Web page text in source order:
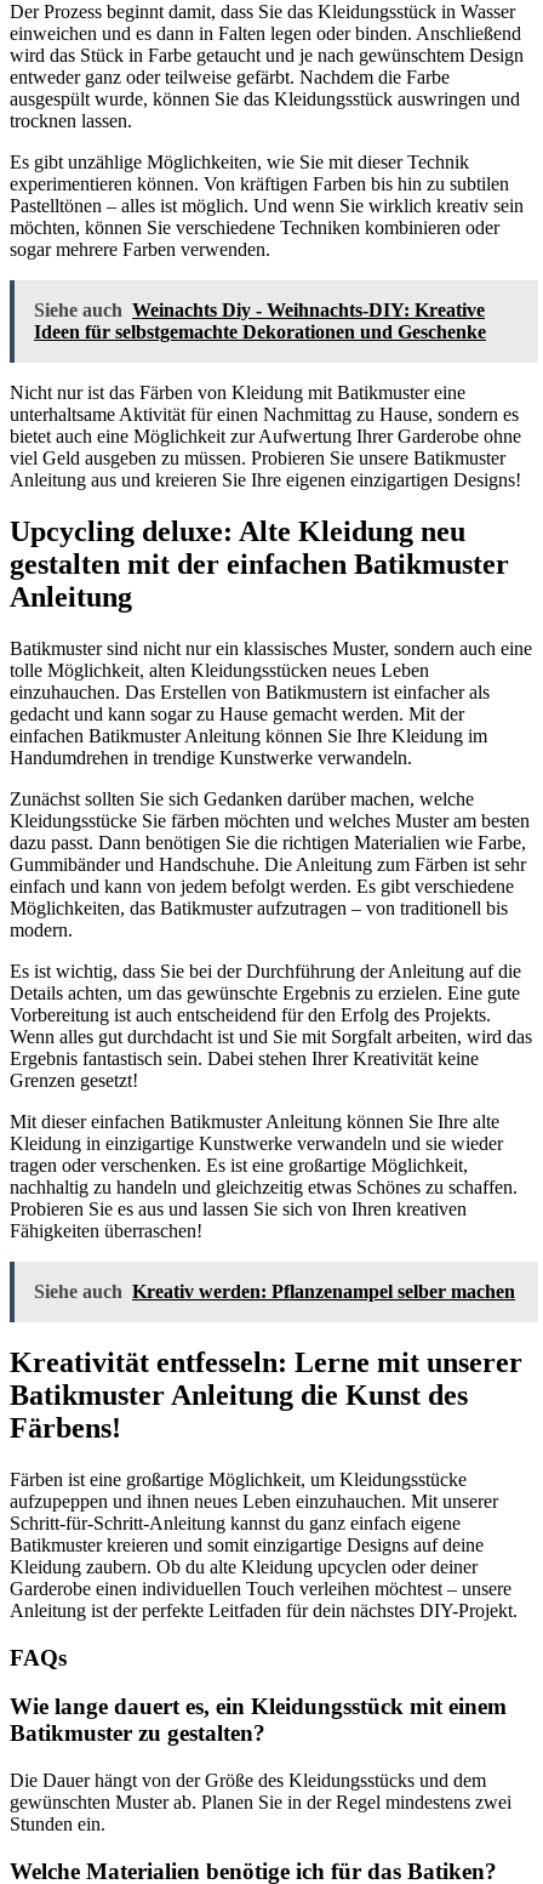
Der Prozess beginnt damit, dass Sie das Kleidungsstück in Wasser
einweichen und es dann in Falten legen oder binden. Anschließend
wird das Stück in Farbe getaucht und je nach gewünschtem Design
entweder ganz oder teilweise gefärbt. Nachdem die Farbe
ausgespült wurde, können Sie das Kleidungsstück auswringen und
trocknen lassen.
Es gibt unzählige Möglichkeiten, wie Sie mit dieser Technik
experimentieren können. Von kräftigen Farben bis hin zu subtilen
Pastelltönen – alles ist möglich. Und wenn Sie wirklich kreativ sein
möchten, können Sie verschiedene Techniken kombinieren oder
sogar mehrere Farben verwenden.
Siehe auch Weinachts Diy - Weihnachts-DIY: Kreative
Ideen für selbstgemachte Dekorationen und Geschenke
Nicht nur ist das Färben von Kleidung mit Batikmuster eine
unterhaltsame Aktivität für einen Nachmittag zu Hause, sondern es
bietet auch eine Möglichkeit zur Aufwertung Ihrer Garderobe ohne
viel Geld ausgeben zu müssen. Probieren Sie unsere Batikmuster
Anleitung aus und kreieren Sie Ihre eigenen einzigartigen Designs!
Upcycling deluxe: Alte Kleidung neu
gestalten mit der einfachen Batikmuster
Anleitung
Batikmuster sind nicht nur ein klassisches Muster, sondern auch eine
tolle Möglichkeit, alten Kleidungsstücken neues Leben
einzuhauchen. Das Erstellen von Batikmustern ist einfacher als
gedacht und kann sogar zu Hause gemacht werden. Mit der
einfachen Batikmuster Anleitung können Sie Ihre Kleidung im
Handumdrehen in trendige Kunstwerke verwandeln.
Zunächst sollten Sie sich Gedanken darüber machen, welche
Kleidungsstücke Sie färben möchten und welches Muster am besten
dazu passt. Dann benötigen Sie die richtigen Materialien wie Farbe,
Gummibänder und Handschuhe. Die Anleitung zum Färben ist sehr
einfach und kann von jedem befolgt werden. Es gibt verschiedene
Möglichkeiten, das Batikmuster aufzutragen – von traditionell bis
modern.
Es ist wichtig, dass Sie bei der Durchführung der Anleitung auf die
Details achten, um das gewünschte Ergebnis zu erzielen. Eine gute
Vorbereitung ist auch entscheidend für den Erfolg des Projekts.
Wenn alles gut durchdacht ist und Sie mit Sorgfalt arbeiten, wird das
Ergebnis fantastisch sein. Dabei stehen Ihrer Kreativität keine
Grenzen gesetzt!
Mit dieser einfachen Batikmuster Anleitung können Sie Ihre alte
Kleidung in einzigartige Kunstwerke verwandeln und sie wieder
tragen oder verschenken. Es ist eine großartige Möglichkeit,
nachhaltig zu handeln und gleichzeitig etwas Schönes zu schaffen.
Probieren Sie es aus und lassen Sie sich von Ihren kreativen
Fähigkeiten überraschen!
Siehe auch Kreativ werden: Pflanzenampel selber machen
Kreativität entfesseln: Lerne mit unserer
Batikmuster Anleitung die Kunst des
Färbens!
Färben ist eine großartige Möglichkeit, um Kleidungsstücke
aufzupeppen und ihnen neues Leben einzuhauchen. Mit unserer
Schritt-für-Schritt-Anleitung kannst du ganz einfach eigene
Batikmuster kreieren und somit einzigartige Designs auf deine
Kleidung zaubern. Ob du alte Kleidung upcyclen oder deiner
Garderobe einen individuellen Touch verleihen möchtest – unsere
Anleitung ist der perfekte Leitfaden für dein nächstes DIY-Projekt.
FAQs
Wie lange dauert es, ein Kleidungsstück mit einem
Batikmuster zu gestalten?
Die Dauer hängt von der Größe des Kleidungsstücks und dem
gewünschten Muster ab. Planen Sie in der Regel mindestens zwei
Stunden ein.
Welche Materialien benötige ich für das Batiken?